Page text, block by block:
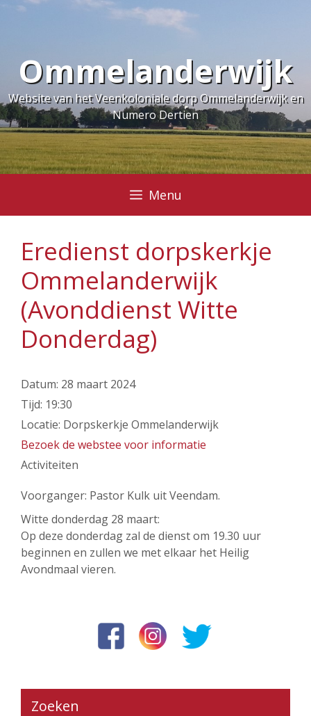
inhoudOmmelanderwijk
Website van het Veenkoloniale dorp Ommelanderwijk en
Numero Dertien
Menu
Eredienst dorpskerkje
Ommelanderwijk
(Avonddienst Witte
Donderdag)
Datum: 28 maart 2024
Tijd: 19:30
Locatie: Dorpskerkje Ommelanderwijk
Bezoek de webstee voor informatie
Activiteiten
Voorganger: Pastor Kulk uit Veendam.
Witte donderdag 28 maart:
Op deze donderdag zal de dienst om 19.30 uur
beginnen en zullen we met elkaar het Heilig
Avondmaal vieren.
Zoeken